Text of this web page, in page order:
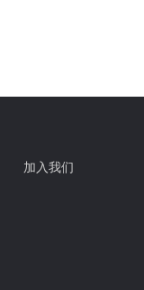
加入我们